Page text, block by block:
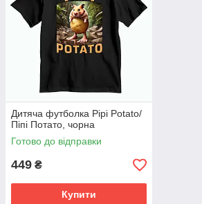
Дитяча футболка Pipi Potato/
Піпі Потато, чорна
Готово до відправки
449 ₴
Купити